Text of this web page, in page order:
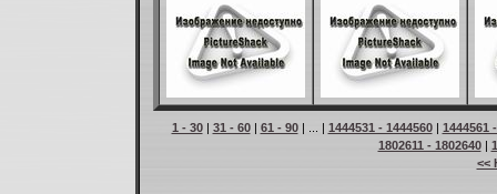
1 - 30| 31 - 60| 61 - 90| ... | 1444531 - 1444560| 1444561
1802611 - 1802640|
<<